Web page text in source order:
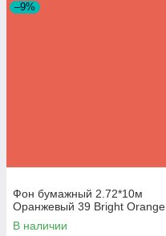
–9%
Фон бумажный 2.72*10м
Оранжевый 39 Bright Orange
В наличии